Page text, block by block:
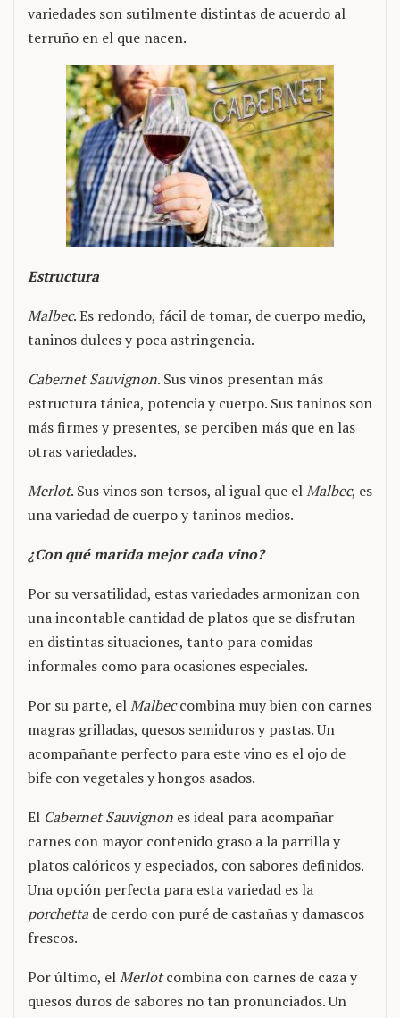
variedades son sutilmente distintas de acuerdo al
terruño en el que nacen.
Estructura
Malbec. Es redondo, fácil de tomar, de cuerpo medio,
taninos dulces y poca astringencia.
Cabernet Sauvignon. Sus vinos presentan más
estructura tánica, potencia y cuerpo. Sus taninos son
más firmes y presentes, se perciben más que en las
otras variedades.
Merlot. Sus vinos son tersos, al igual que elMalbec, es
una variedad de cuerpo y taninos medios.
¿Con qué marida mejor cada vino?
Por su versatilidad, estas variedades armonizan con
una incontable cantidad de platos que se disfrutan
en distintas situaciones, tanto para comidas
informales como para ocasiones especiales.
Por su parte, elMalbeccombina muy bien con carnes
magras grilladas, quesos semiduros y pastas. Un
acompañante perfecto para este vino es el ojo de
bife con vegetales y hongos asados.
El Cabernet Sauvignon es ideal para acompañar
carnes con mayor contenido graso a la parrilla y
platos calóricos y especiados, con sabores definidos.
Una opción perfecta para esta variedad es la
porchettade cerdo con puré de castañas y damascos
frescos.
Por último, elMerlotcombina con carnes de caza y
quesos duros de sabores no tan pronunciados. Un